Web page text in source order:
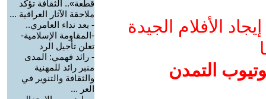
الأفلام الجيدة
التمدن
قطعة».. الثقافة تؤكد
ملاحقة الآثار العراقية ...
- بعد نداء العامري..
-المقاومة الإسلامية-
تعلن تأجيل الرد
- رائد فهمي: المدى
منبر رائد للمهنية
والثقافة والتنوير في
العر ...